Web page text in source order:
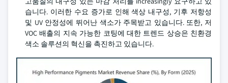
습니다. 이러한 수요 증가로 인해 색상 내구성, 기후 저항성
및 UV 안정성에 뛰어난 색소가 주목받고 있습니다. 또한, 저
VOC 배출의 지속 가능한 코팅에 대한 트렌드 상승은 친환경
색소 솔루션의 혁신을 촉진하고 있습니다.